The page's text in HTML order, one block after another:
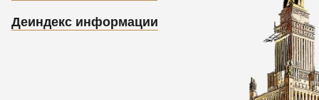
Деиндекс информации